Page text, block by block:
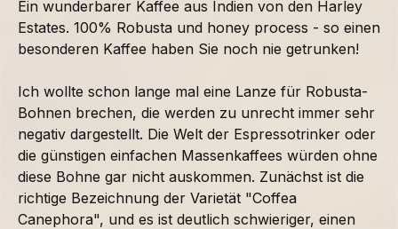
Ein wunderbarer Kaffee aus Indien von den Harley
Estates. 100% Robusta und honey process - so einen
besonderen Kaffee haben Sie noch nie getrunken!
Ich wollte schon lange mal eine Lanze für Robusta-
Bohnen brechen, die werden zu unrecht immer sehr
negativ dargestellt. Die Welt der Espressotrinker oder
die günstigen einfachen Massenkaffees würden ohne
diese Bohne gar nicht auskommen. Zunächst ist die
richtige Bezeichnung der Varietät "Coffea
Canephora", und es ist deutlich schwieriger, einen